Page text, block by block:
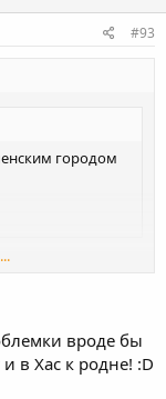
#93
городом
вроде бы
в Хас к родне! :D